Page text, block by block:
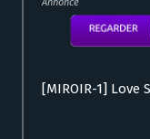
Annonce
[MIROIR-1]